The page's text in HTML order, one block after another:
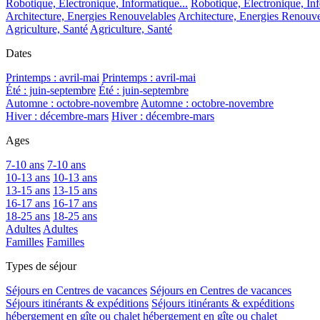
Robotique, Electronique, Informatique... Robotique, Electronique,
Architecture, Energies Renouvelables Architecture, Energies
Agriculture, Santé Agriculture, Santé
Dates
Printemps : avril-mai Printemps : avril-mai
Été : juin-septembre Été : juin-septembre
Automne : octobre-novembre Automne : octobre-novembre
Hiver : décembre-mars Hiver : décembre-mars
Ages
7-10 ans 7-10 ans
10-13 ans 10-13 ans
13-15 ans 13-15 ans
16-17 ans 16-17 ans
18-25 ans 18-25 ans
Adultes Adultes
Familles Familles
Types de séjour
Séjours en Centres de vacances Séjours en Centres de vacances
Séjours itinérants & expéditions Séjours itinérants & expéditions
hébergement en gîte ou chalet hébergement en gîte ou chalet